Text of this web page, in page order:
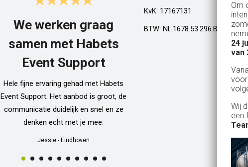
We werken graag
samen met Habets
Event Support
Hele fijne ervaring gehad met Habets
Event Support. Het aanbod is groot, de
communicatie duidelijk en snel en ze
denken echt met je mee.
Jessie - Eindhoven
Top!
Al een aantal jaar huren wij in
een kamphuis met vrienden. We
dan een bar incl vaten bier en
wordt netjes voor ons neergezet.
doen als je een vat gaat
Alle spullen worden op maandag
weer netjes opgehaald ook al
dan weer thuis ;) In het warme
van 10 juli waren wij wederom
KvK: 17167131
BTW: NL.1678.53.296.B01
Om
24
van
voor
Wij
een